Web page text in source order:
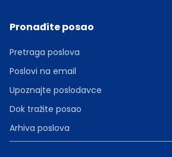
Pronađite posao
Pretraga poslova
Poslovi na email
Upoznajte poslodavce
Dok tražite posao
Arhiva poslova